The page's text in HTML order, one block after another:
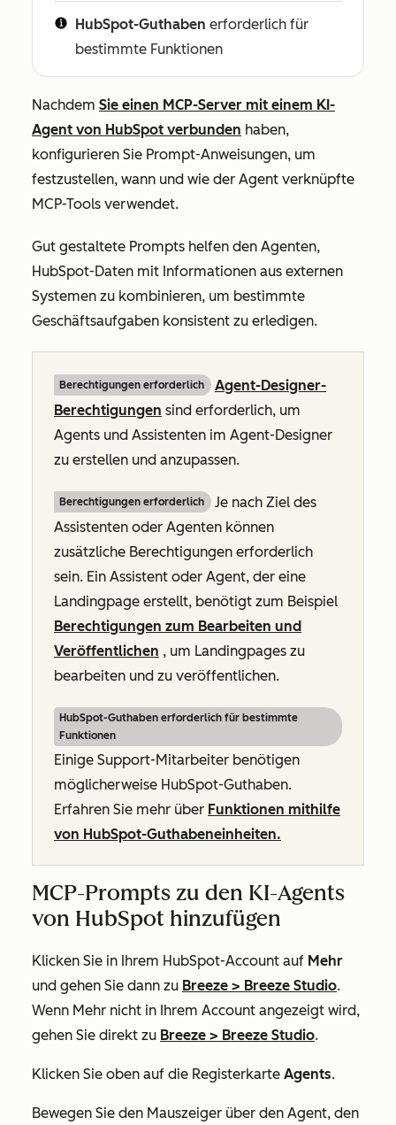
HubSpot-Guthaben erforderlich für
bestimmte Funktionen
Nachdem Sie einen MCP-Server mit einem KI-
Agent von HubSpot verbunden haben,
konfigurieren Sie Prompt-Anweisungen, um
festzustellen, wann und wie der Agent verknüpfte
MCP-Tools verwendet.
Gut gestaltete Prompts helfen den Agenten,
HubSpot-Daten mit Informationen aus externen
Systemen zu kombinieren, um bestimmte
Geschäftsaufgaben konsistent zu erledigen.
Berechtigungen erforderlich
Agent-Designer-
Berechtigungen sind erforderlich, um
Agents und Assistenten im Agent-Designer
zu erstellen und anzupassen.
Berechtigungen erforderlich
Je nach Ziel des
Assistenten oder Agenten können
zusätzliche Berechtigungen erforderlich
sein. Ein Assistent oder Agent, der eine
Landingpage erstellt, benötigt zum Beispiel
Berechtigungen zum Bearbeiten und
Veröffentlichen , um Landingpages zu
bearbeiten und zu veröffentlichen.
HubSpot-Guthaben erforderlich für bestimmte
Funktionen
Einige Support-Mitarbeiter benötigen
möglicherweise HubSpot-Guthaben.
Erfahren Sie mehr über Funktionen mithilfe
von HubSpot-Guthabeneinheiten.
MCP-Prompts zu den KI-Agents
von HubSpot hinzufügen
Klicken Sie in Ihrem HubSpot-Account auf Mehr
und gehen Sie dann zu Breeze > Breeze Studio.
Wenn Mehr nicht in Ihrem Account angezeigt wird,
gehen Sie direkt zu Breeze > Breeze Studio.
Klicken Sie oben auf die Registerkarte Agents.
Bewegen Sie den Mauszeiger über den Agent, den